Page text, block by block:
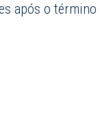
após o